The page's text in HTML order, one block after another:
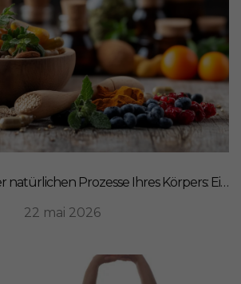
Unterstützung der natürlichen Prozesse Ihres Körpers: Ein ganzheitlicher Ansatz für Ernährung
22 mai 2026